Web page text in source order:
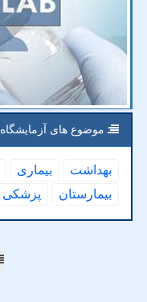
موضوع های آزمایشگاه
بهداشت بیماری
بیمارستان
پزشكی